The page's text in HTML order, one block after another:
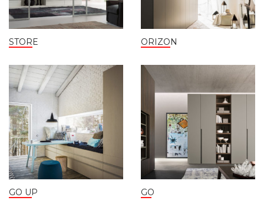
STORE ORIZON
GO UP GO